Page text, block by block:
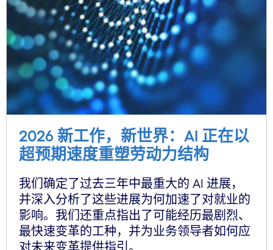
2026 新工作，新世界：AI 正在以
超预期速度重塑劳动力结构
我们确定了过去三年中最重大的 AI 进展，
并深入分析了这些进展为何加速了对就业的
影响。我们还重点指出了可能经历最剧烈、
最快速变革的工种，并为业务领导者如何应
对未来变革提供指引。